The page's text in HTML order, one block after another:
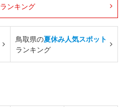
ランキング
鳥取県の夏休み人気スポット
ランキング